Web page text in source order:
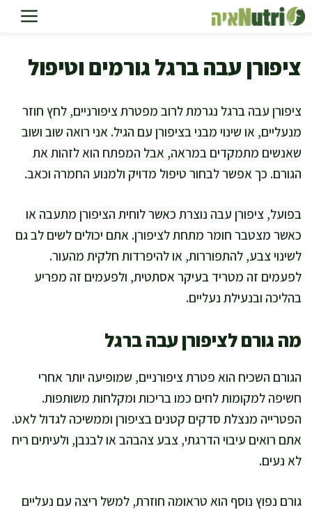
לדלג
לתוכן
ציפורן עבה ברגל גורמים וטיפול
ציפורן עבה ברגל נגרמת לרוב מפטרת ציפורניים, לחץ חוזר
מנעליים, או שינוי מבני בציפורן עם הגיל. אני רואה שוב ושוב
שאנשים מתמקדים במראה, אבל המפתח הוא לזהות את
הגורם. כך אפשר לבחור טיפול מדויק ולמנוע החמרה וכאב.
בפועל, ציפורן עבה נוצרת כאשר לוחית הציפורן מתעבה או
כאשר מצטבר חומר מתחת לציפורן. אתם יכולים לשים לב גם
לשינוי צבע, להתפוררות, או להיפרדות חלקית מהעור.
לפעמים זה מטריד בעיקר אסתטית, ולפעמים זה מפריע
בהליכה ובנעילת נעליים.
מה גורם לציפורן עבה ברגל
הגורם השכיח הוא פטרת ציפורניים, שמופיעה יותר אחרי
חשיפה למקומות לחים כמו בריכות ומקלחות משותפות.
הפטרייה מנצלת סדקים קטנים בציפורן וממשיכה לגדול לאט.
אתם רואים עיבוי הדרגתי, צבע צהבהב או לבנבן, ולעיתים ריח
לא נעים.
גורם נפוץ נוסף הוא טראומה חוזרת, למשל ריצה עם נעליים